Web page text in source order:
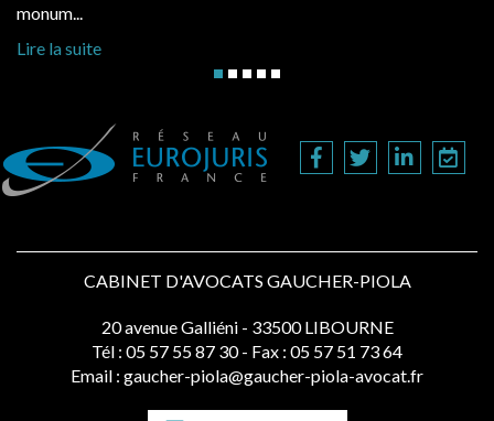
CABINET D'AVOCATS GAUCHER-PIOLA
20 avenue Galliéni - 33500 LIBOURNE
Tél : 05 57 55 87 30 - Fax : 05 57 51 73 64
Email : gaucher-piola@gaucher-piola-avocat.fr